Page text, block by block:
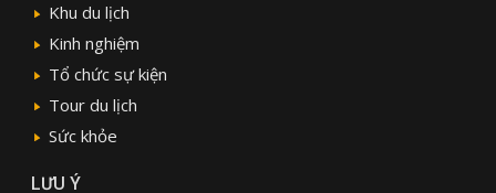
Khu du lịch
Kinh nghiệm
Tổ chức sự kiện
Tour du lịch
Sức khỏe
LƯU Ý